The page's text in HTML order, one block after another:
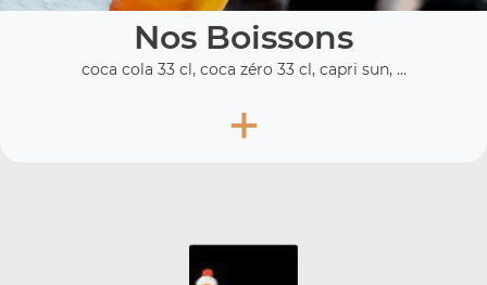
Nos Boissons
coca cola 33 cl, coca zéro 33 cl, capri sun, ...
+